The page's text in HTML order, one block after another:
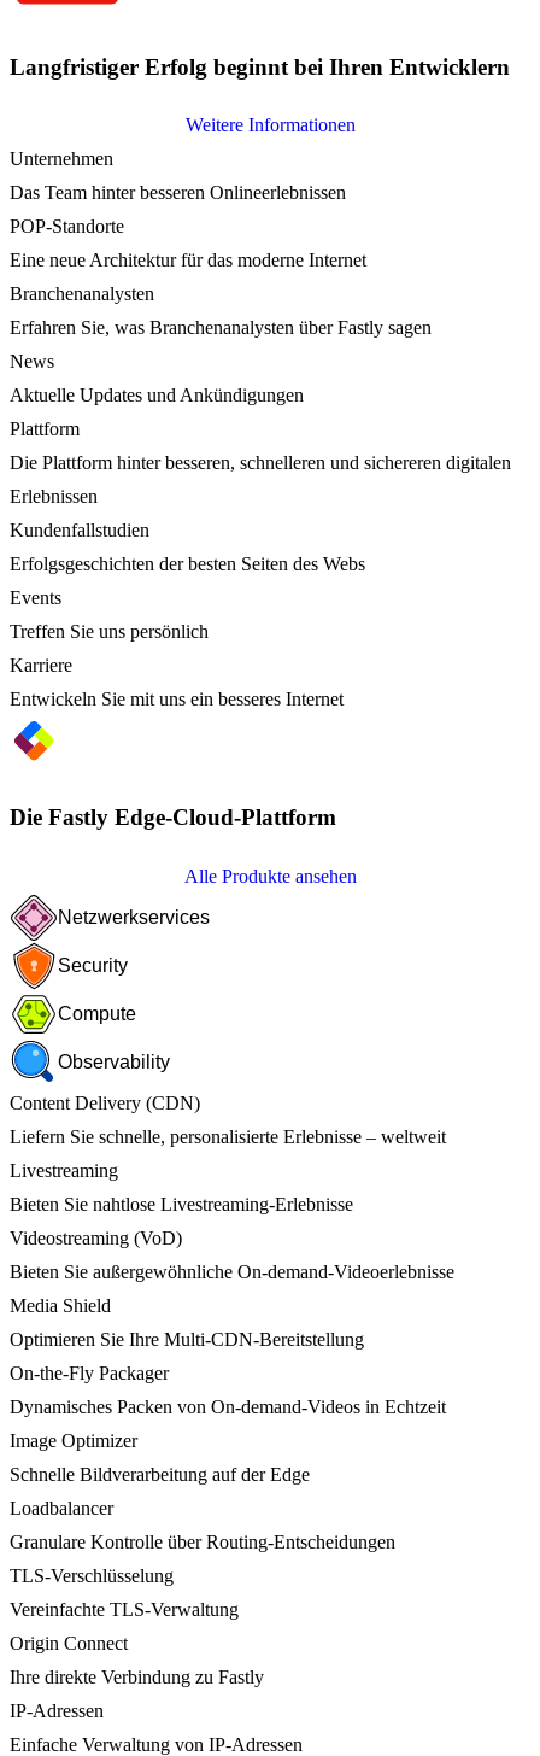
Langfristiger Erfolg beginnt bei Ihren Entwicklern
Weitere Informationen
Unternehmen
Das Team hinter besseren Onlineerlebnissen
POP-Standorte
Eine neue Architektur für das moderne Internet
Branchenanalysten
Erfahren Sie, was Branchenanalysten über Fastly sagen
News
Aktuelle Updates und Ankündigungen
Plattform
Die Plattform hinter besseren, schnelleren und sichereren digitalen
Erlebnissen
Kundenfallstudien
Erfolgsgeschichten der besten Seiten des Webs
Events
Treffen Sie uns persönlich
Karriere
Entwickeln Sie mit uns ein besseres Internet
Die Fastly Edge-Cloud-Plattform
Alle Produkte ansehen
Netzwerkservices
Security
Compute
Observability
Content Delivery (CDN)
Liefern Sie schnelle, personalisierte Erlebnisse – weltweit
Livestreaming
Bieten Sie nahtlose Livestreaming-Erlebnisse
Videostreaming (VoD)
Bieten Sie außergewöhnliche On-demand-Videoerlebnisse
Media Shield
Optimieren Sie Ihre Multi-CDN-Bereitstellung
On-the-Fly Packager
Dynamisches Packen von On-demand-Videos in Echtzeit
Image Optimizer
Schnelle Bildverarbeitung auf der Edge
Loadbalancer
Granulare Kontrolle über Routing-Entscheidungen
TLS-Verschlüsselung
Vereinfachte TLS-Verwaltung
Origin Connect
Ihre direkte Verbindung zu Fastly
IP-Adressen
Einfache Verwaltung von IP-Adressen